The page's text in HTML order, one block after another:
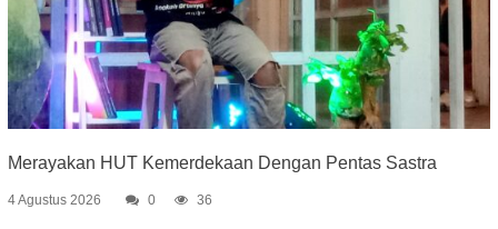
Merayakan HUT Kemerdekaan Dengan Pentas Sastra
4 Agustus 2026 0 36